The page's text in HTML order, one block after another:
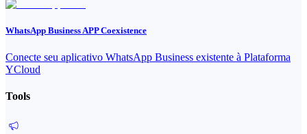
WhatsApp Business APP Coexistence
Conecte seu aplicativo WhatsApp Business existente à Plataforma
YCloud
Tools